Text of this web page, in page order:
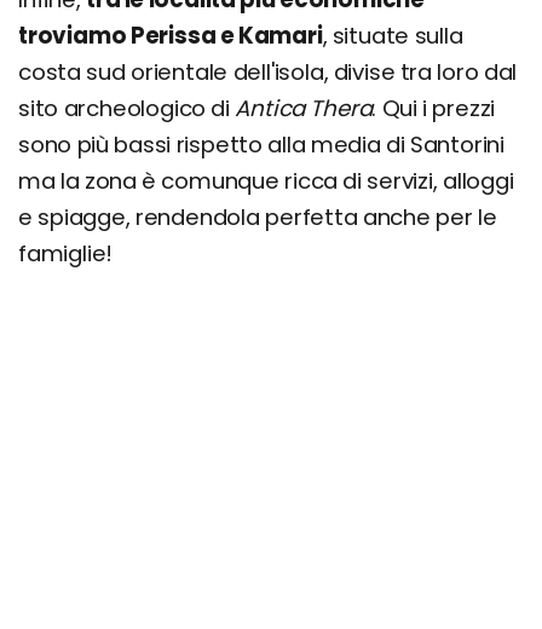
troviamo Perissa e Kamari, situate sulla
costa sud orientale dell'isola, divise tra loro dal
sito archeologico diAntica Thera. Qui i prezzi
sono più bassi rispetto alla media di Santorini
ma la zona è comunque ricca di servizi, alloggi
e spiagge, rendendola perfetta anche per le
famiglie!